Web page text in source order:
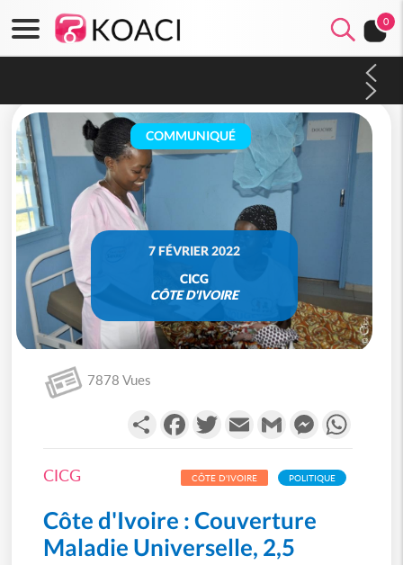
0
COMMUNIQUÉ
7 FÉVRIER 2022
CICG
CÔTE D'IVOIRE
7878 Vues
PartagerFacebookTwitterEmail Gmail Messenger
CICG CÔTE D'IVOIRE POLITIQUE
Côte d'Ivoire : Couverture
Maladie Universelle, 2,5